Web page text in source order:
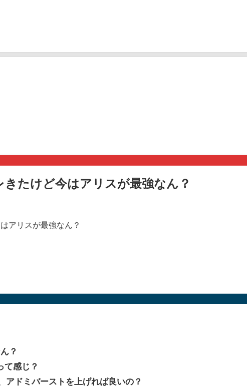
きたけど今はアリスが最強なん？
？
て感じ？
アドミバーストを上げれば良いの？